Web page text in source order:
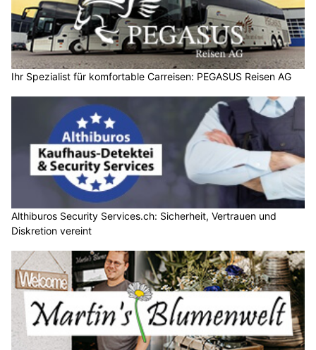
Ihr Spezialist für komfortable Carreisen: PEGASUS Reisen AG
Althiburos Security Services.ch: Sicherheit, Vertrauen und
Diskretion vereint